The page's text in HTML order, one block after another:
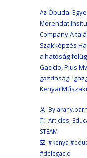
Az Óbudai
Morendat
Company.​ A
Szakképzés
a hatóság
Gacicio, Pius
gazdasági
Kenyai
By
Articles
STEAM
#kenya
#delegacio